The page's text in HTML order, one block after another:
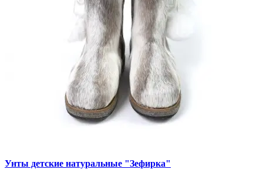
Унты детские натуральные "Зефирка"